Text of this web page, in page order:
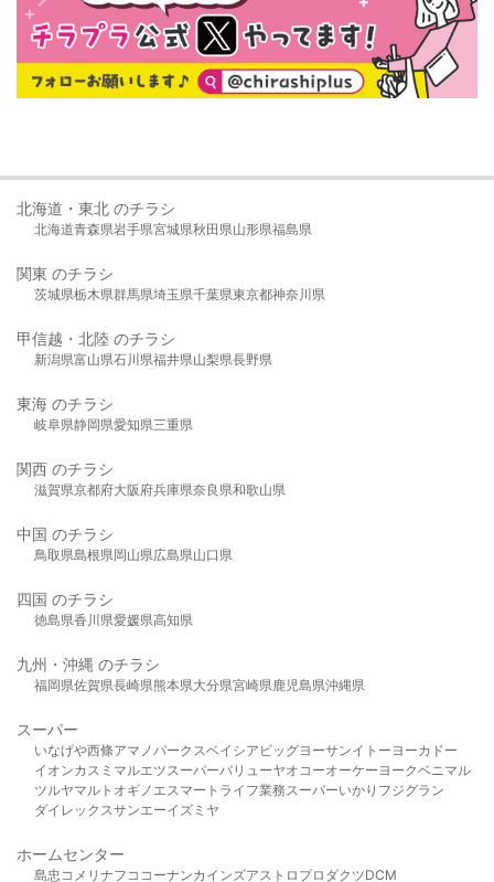
北海道・東北 のチラシ
北海道青森県岩手県宮城県秋田県山形県福島県
関東 のチラシ
茨城県栃木県群馬県埼玉県千葉県東京都神奈川県
甲信越・北陸 のチラシ
新潟県富山県石川県福井県山梨県長野県
東海 のチラシ
岐阜県静岡県愛知県三重県
関西 のチラシ
滋賀県京都府大阪府兵庫県奈良県和歌山県
中国 のチラシ
鳥取県島根県岡山県広島県山口県
四国 のチラシ
徳島県香川県愛媛県高知県
九州・沖縄 のチラシ
福岡県佐賀県長崎県熊本県大分県宮崎県鹿児島県沖縄県
スーパー
いなげや西條アマノパークスベイシア ビッグヨーサンイトーヨーカドー
イオンカスミ マルエツスーパーバリューヤオコーオーケー ヨークベニマル
ツルヤマルト オギノ エスマート ライフ業務スーパーいかり フジグラン
ダイレックスサンエーイズミヤ
ホームセンター
島忠 コメリ ナフコ コーナンカインズアストロプロダクツDCM